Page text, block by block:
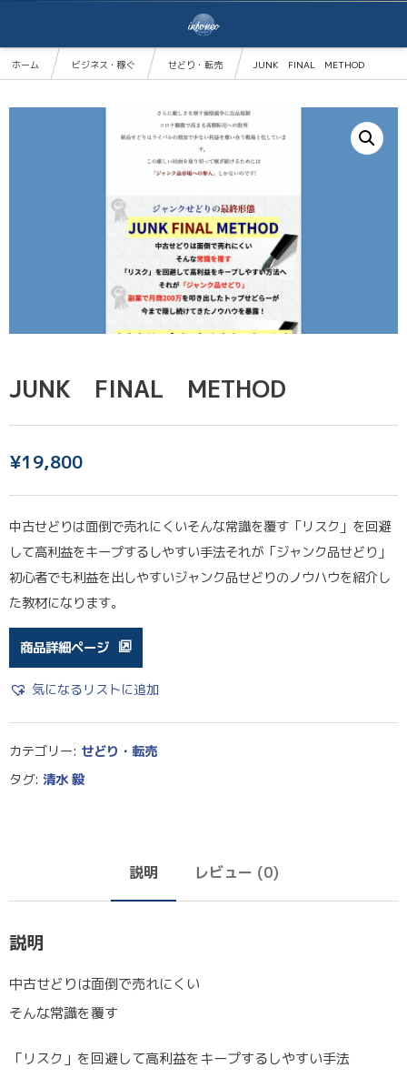
ホーム ビジネス・稼ぐ せどり・転売 JUNK FINAL METHOD
JUNK FINAL METHOD
¥19,800
中古せどりは面倒で売れにくいそんな常識を覆す「リスク」を回避
して高利益をキープするしやすい手法それが「ジャンク品せどり」
初心者でも利益を出しやすいジャンク品せどりのノウハウを紹介し
た教材になります。
商品詳細ページ
気になるリストに追加
カテゴリー: せどり・転売
タグ: 清水 毅
説明 レビュー (0)
説明
中古せどりは面倒で売れにくい
そんな常識を覆す
「リスク」を回避して高利益をキープするしやすい手法